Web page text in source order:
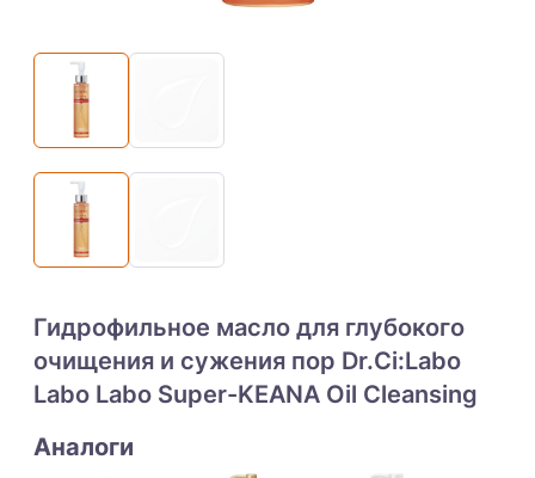
Гидрофильное масло для глубокого
очищения и сужения пор Dr.Ci:Labo
Labo Labo Super-KEANA Oil Cleansing
Аналоги